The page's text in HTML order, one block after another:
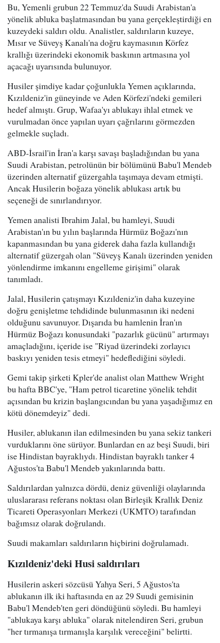
Bu, Yemenli grubun 22 Temmuz'da Suudi Arabistan'a
yönelik abluka başlatmasından bu yana gerçekleştirdiği en
kuzeydeki saldırı oldu. Analistler, saldırıların kuzeye,
Mısır ve Süveyş Kanalı'na doğru kaymasının Körfez
krallığı üzerindeki ekonomik baskının artmasına yol
açacağı uyarısında bulunuyor.
Husiler şimdiye kadar çoğunlukla Yemen açıklarında,
Kızıldeniz'in güneyinde ve Aden Körfezi'ndeki gemileri
hedef almıştı. Grup, Wafaa'yı ablukayı ihlal etmek ve
vurulmadan önce yapılan uyarı çağrılarını görmezden
gelmekle suçladı.
ABD-İsrail'in İran'a karşı savaşı başladığından bu yana
Suudi Arabistan, petrolünün bir bölümünü Babu'l Mendeb
üzerinden alternatif güzergahla taşımaya devam etmişti.
Ancak Husilerin boğaza yönelik ablukası artık bu
seçeneği de sınırlandırıyor.
Yemen analisti Ibrahim Jalal, bu hamleyi, Suudi
Arabistan'ın bu yılın başlarında Hürmüz Boğazı'nın
kapanmasından bu yana giderek daha fazla kullandığı
alternatif güzergah olan "Süveyş Kanalı üzerinden yeniden
yönlendirme imkanını engelleme girişimi" olarak
tanımladı.
Jalal, Husilerin çatışmayı Kızıldeniz'in daha kuzeyine
doğru genişletme tehdidinde bulunmasının iki nedeni
olduğunu savunuyor. Dışarıda bu hamlenin İran'ın
Hürmüz Boğazı konusundaki "pazarlık gücünü" artırmayı
amaçladığını, içeride ise "Riyad üzerindeki zorlayıcı
baskıyı yeniden tesis etmeyi" hedeflediğini söyledi.
Gemi takip şirketi Kpler'de analist olan Matthew Wright
bu hafta BBC'ye, "Ham petrol ticaretine yönelik tehdit
açısından bu krizin başlangıcından bu yana yaşadığımız en
kötü dönemdeyiz" dedi.
Husiler, ablukanın ilan edilmesinden bu yana sekiz tankeri
vurduklarını öne sürüyor. Bunlardan en az beşi Suudi, biri
ise Hindistan bayraklıydı. Hindistan bayraklı tanker 4
Ağustos'ta Babu'l Mendeb yakınlarında battı.
Saldırılardan yalnızca dördü, deniz güvenliği olaylarında
uluslararası referans noktası olan Birleşik Krallık Deniz
Ticareti Operasyonları Merkezi (UKMTO) tarafından
bağımsız olarak doğrulandı.
Suudi makamları saldırıların hiçbirini doğrulamadı.
Kızıldeniz'deki Husi saldırıları
Husilerin askeri sözcüsü Yahya Seri, 5 Ağustos'ta
ablukanın ilk iki haftasında en az 29 Suudi gemisinin
Babu'l Mendeb'ten geri döndüğünü söyledi. Bu hamleyi
"ablukaya karşı abluka" olarak nitelendiren Seri, grubun
"her tırmanışa tırmanışla karşılık vereceğini" belirtti.